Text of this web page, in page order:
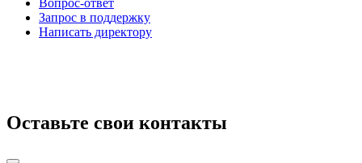
Вопрос-ответ
Запрос в поддержку
Написать директору
Оставьте свои контакты